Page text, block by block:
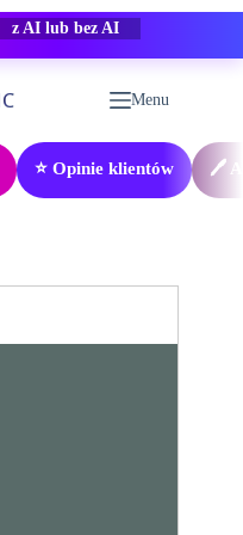
-50% RABAT
Menu
⭐ Opinie klientów 🖊️